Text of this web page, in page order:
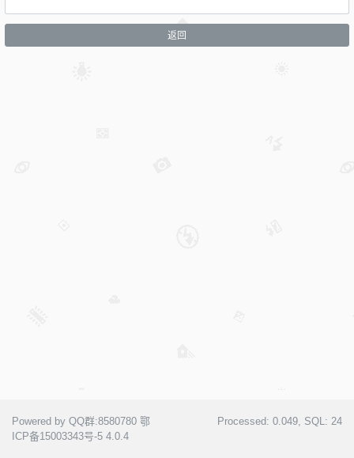
返回
Powered by QQ群:8580780 鄂
ICP备15003343号-5 4.0.4
Processed: 0.049, SQL: 24